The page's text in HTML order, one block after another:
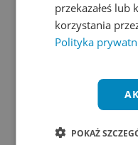
przekazałeś
korzystania
Polityka
POKAŻ